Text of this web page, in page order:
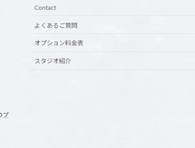
プ
Contact
よくあるご質問
オプション料金表
スタジオ紹介